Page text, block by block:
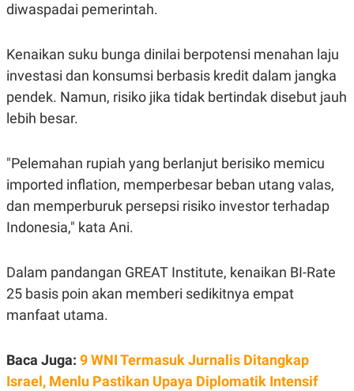
SITEMAPPROFILETERM
PEDOMAN
PEMBERITAAN
SIBER
PRIVACY
POLICY
diwaspadai pemerintah.
Kenaikan suku bunga dinilai berpotensi menahan laju
investasi dan konsumsi berbasis kredit dalam jangka
pendek. Namun, risiko jika tidak bertindak disebut jauh
lebih besar.
"Pelemahan rupiah yang berlanjut berisiko memicu
imported inflation, memperbesar beban utang valas,
dan memperburuk persepsi risiko investor terhadap
Indonesia," kata Ani.
Dalam pandangan GREAT Institute, kenaikan BI-Rate
25 basis poin akan memberi sedikitnya empat
manfaat utama.
Baca Juga: 9 WNI Termasuk Jurnalis Ditangkap
Israel, Menlu Pastikan Upaya Diplomatik Intensif